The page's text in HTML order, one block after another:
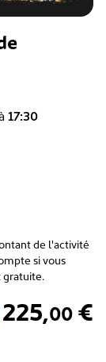
17:30
de l'activité
si vous
gratuite.
225,00 €